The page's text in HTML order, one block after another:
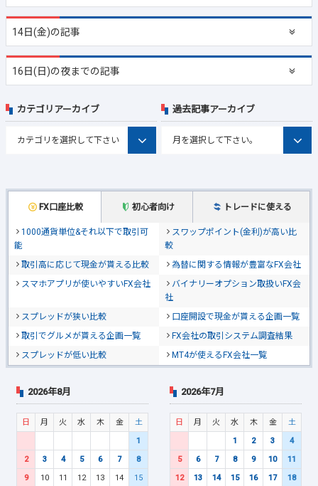
14日(金)の記事
16日(日)の夜までの記事
FX口座比較 初心者向け トレードに使える
1000通貨単位&それ以下で取引可
能
スワップポイント(金利)が高い比
較
取引高に応じて現金が貰える比較
為替に関する情報が豊富なFX会社
スマホアプリが使いやすいFX会社
バイナリーオプション取扱いFX会
社
スプレッドが狭い比較
口座開設で現金が貰える企画一覧
取引でグルメが貰える企画一覧
FX会社の取引システム調査結果
スプレッドが低い比較
MT4が使えるFX会社一覧
カテゴリアーカイブ 過去記事アーカイブ
2026年8月
日 月 火 水 木 金
土
1
2
3 4 5 6 7
8
9
10 11 12 13 14
15
2026年7月
日 月 火 水 木 金
土
1
2 3
4
5
6 7 8 9 10
11
12
13 14 15 16 17
18